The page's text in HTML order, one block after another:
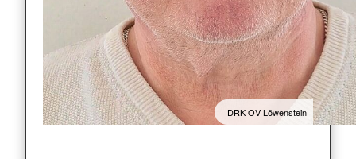
DRK OV Löwenstein